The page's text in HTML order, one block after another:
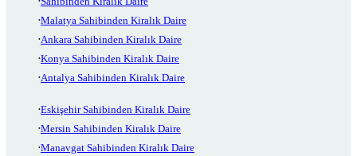
Malatya Sahibinden Kiralık Daire
Ankara Sahibinden Kiralık Daire
Konya Sahibinden Kiralık Daire
Antalya Sahibinden Kiralık Daire
Eskişehir Sahibinden Kiralık Daire
Mersin Sahibinden Kiralık Daire
Manavgat Sahibinden Kiralık Daire